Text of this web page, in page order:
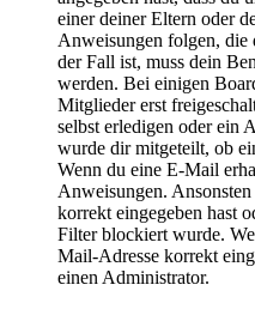
einer deiner Eltern oder
Anweisungen folgen, die
der Fall ist, muss dein
werden. Bei einigen
Mitglieder erst
selbst erledigen oder ein
wurde dir mitgeteilt, ob
Wenn du eine E-Mail
Anweisungen.
korrekt eingegeben hast
Filter blockiert wurde.
Mail-Adresse korrekt
einen Administrator.